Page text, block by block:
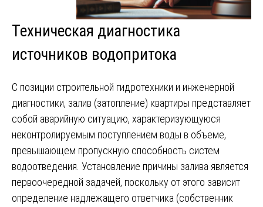
Техническая диагностика
источников водопритока
С позиции строительной гидротехники и инженерной
диагностики, залив (затопление) квартиры представляет
собой аварийную ситуацию, характеризующуюся
неконтролируемым поступлением воды в объеме,
превышающем пропускную способность систем
водоотведения. Установление причины залива является
первоочередной задачей, поскольку от этого зависит
определение надлежащего ответчика (собственник